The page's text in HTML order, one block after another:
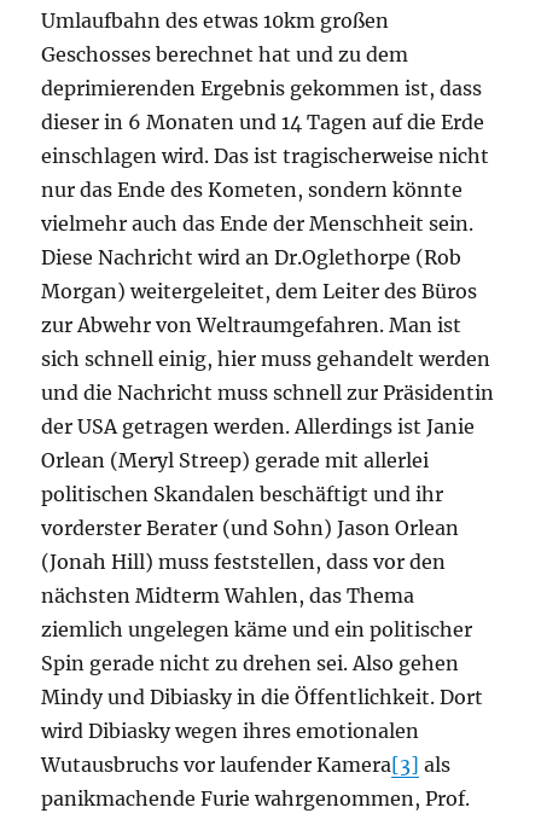
Umlaufbahn des etwas 10km großen
Geschosses berechnet hat und zu dem
deprimierenden Ergebnis gekommen ist, dass
dieser in 6 Monaten und 14 Tagen auf die Erde
einschlagen wird. Das ist tragischerweise nicht
nur das Ende des Kometen, sondern könnte
vielmehr auch das Ende der Menschheit sein.
Diese Nachricht wird an Dr.Oglethorpe (Rob
Morgan) weitergeleitet, dem Leiter des Büros
zur Abwehr von Weltraumgefahren. Man ist
sich schnell einig, hier muss gehandelt werden
und die Nachricht muss schnell zur Präsidentin
der USA getragen werden. Allerdings ist Janie
Orlean (Meryl Streep) gerade mit allerlei
politischen Skandalen beschäftigt und ihr
vorderster Berater (und Sohn) Jason Orlean
(Jonah Hill) muss feststellen, dass vor den
nächsten Midterm Wahlen, das Thema
ziemlich ungelegen käme und ein politischer
Spin gerade nicht zu drehen sei. Also gehen
Mindy und Dibiasky in die Öffentlichkeit. Dort
wird Dibiasky wegen ihres emotionalen
Wutausbruchs vor laufender Kamera[3] als
panikmachende Furie wahrgenommen, Prof.